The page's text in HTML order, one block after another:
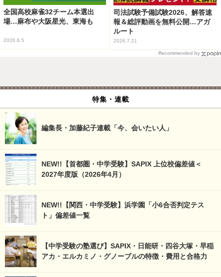
全国高校麻雀32チーム本選出
場…麻布や大阪星光、東海も
2026.8.5
司法試験予備試験2026、解答速
報＆総評動画を無料公開…アガ
ルート
2026.7.21
Recommended by
特集・連載
編集長・加藤紀子連載「今、会いたい人」
NEW!!【首都圏・中学受験】SAPIX 上位校偏差値＜
2027年度版（2026年4月）
NEW!!【関西・中学受験】浜学園「小6合否判定テス
ト」偏差値一覧
【中学受験の塾選び】SAPIX・日能研・四谷大塚・早稲
アカ・エルカミノ・グノーブルの特徴・費用と合格力